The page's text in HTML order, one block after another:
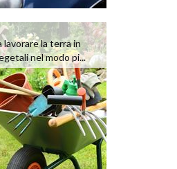
la terra in
nel modo pi...